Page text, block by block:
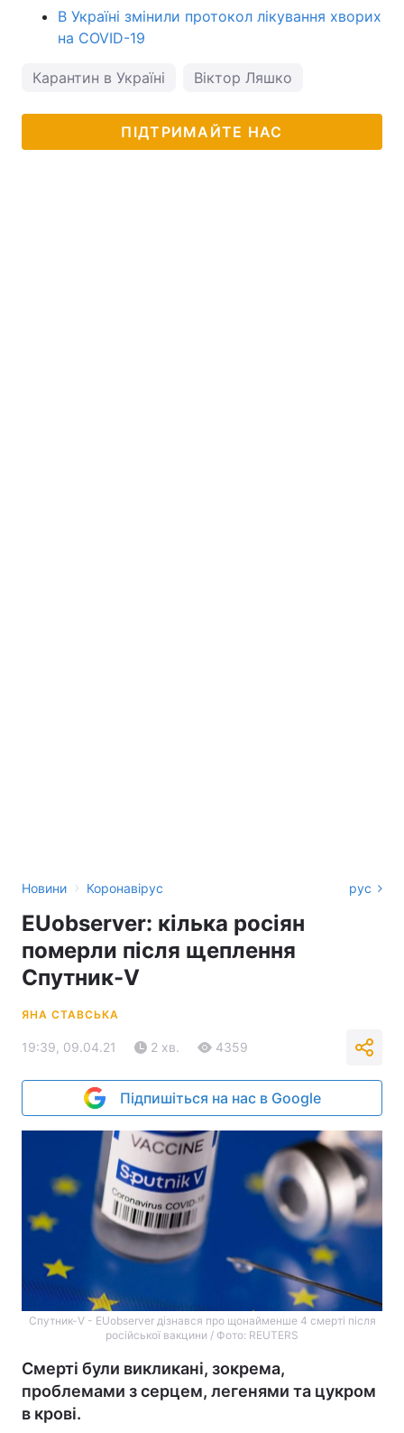
В Україні змінили протокол лікування хворих
на COVID-19
Карантин в Україні Віктор Ляшко
ПІДТРИМАЙТЕ НАС
Новини › Коронавірус рус
EUobserver: кілька росіян
померли після щеплення
Спутник-V
ЯНА СТАВСЬКА
19:39, 09.04.21 2 хв. 4359
Підпишіться на нас в Google
Спутник-V - EUobserver дізнався про щонайменше 4 смерті після
російської вакцини / Фото: REUTERS
Смерті були викликані, зокрема,
проблемами з серцем, легенями та цукром
в крові.